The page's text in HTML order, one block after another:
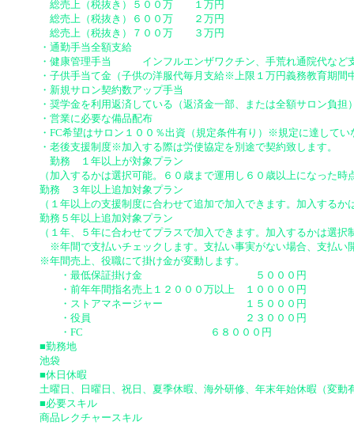
総売上（税抜き）５００万 １万円
総売上（税抜き）６００万 ２万円
総売上（税抜き）７００万 ３万円
・通勤手当全額支給
・健康管理手当 インフルエンザワクチン、手荒れ通院代など
・子供手当て金（子供の洋服代毎月支給※上限１万円義務教育期間
・新規サロン契約数アップ手当
・奨学金を利用返済している（返済金一部、または全額サロン負担
・営業に必要な備品配布
・FC希望はサロン１００％出資（規定条件有り）※規定に達して
・老後支援制度※加入する際は労使協定を別途で契約致します。
勤務 １年以上が対象プラン
（加入するかは選択可能。６０歳まで運用し６０歳以上になった
勤務 ３年以上追加対象プラン
（１年以上の支援制度に合わせて追加で加入できます。加入するか
勤務５年以上追加対象プラン
（１年、５年に合わせてプラスで加入できます。加入するかは選択
※年間で支払いチェックします。支払い事実がない場合、支払い
※年間売上、役職にて掛け金が変動します。
・最低保証掛け金 ５０００円
・前年年間指名売上１２０００万以上 １００００円
・ストアマネージャー １５０００円
・役員 ２３０００円
・FC ６８０００円
■勤務地
​池袋
■休日休暇
土曜日、
日曜日、 祝日、 夏季休暇、 海外研修、 年末年始休暇（変動
■必要スキル
商品レクチャースキル